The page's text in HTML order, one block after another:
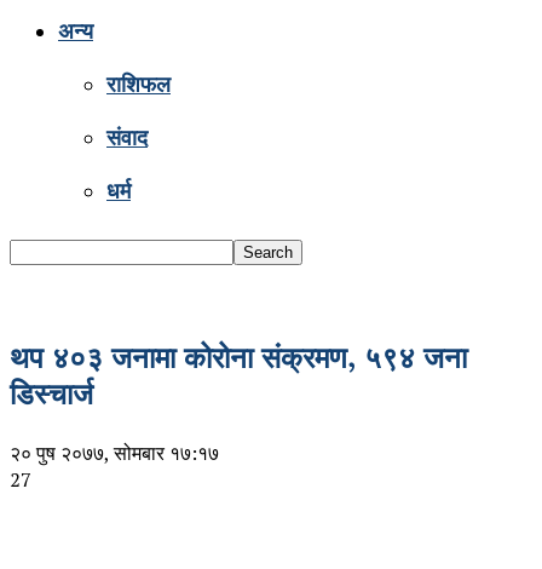
अन्य
राशिफल
संवाद
धर्म
थप ४०३ जनामा कोरोना संक्रमण, ५९४ जना
डिस्चार्ज
२० पुष २०७७, सोमबार १७:१७
27